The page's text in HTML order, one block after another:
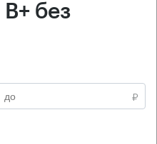
без
₽